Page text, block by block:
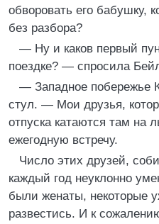
обворовать его бабушку,
без разбора?
— Ну и каков первый
поездке? — спросила
— Западное побережье
стул. — Мои друзья,
отпуска катаются там на
ежегодную встречу.
Число этих друзей,
каждый год неуклонно
были женаты, некоторые
развестись. И к